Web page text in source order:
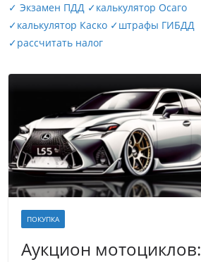
✓ Экзамен ПДД ✓калькулятор Осаго
✓калькулятор Каско ✓штрафы ГИБДД
✓рассчитать налог
ПОКУПКА
Аукцион мотоциклов: